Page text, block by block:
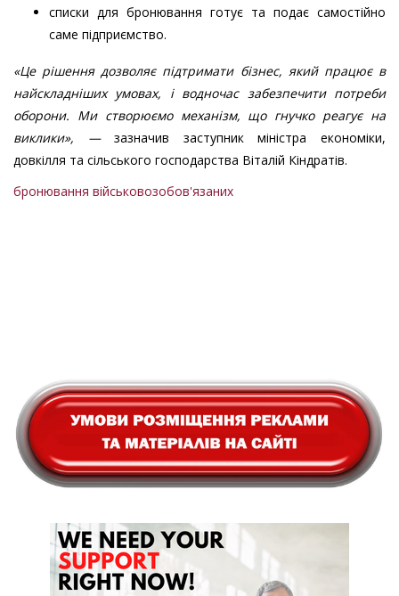
списки для бронювання готує та подає самостійно
саме підприємство.
«Це рішення дозволяє підтримати бізнес, який працює в
найскладніших умовах, і водночас забезпечити потреби
оборони. Ми створюємо механізм, що гнучко реагує на
виклики», —зазначив заступник міністра економіки,
довкілля та сільського господарства Віталій Кіндратів.
бронювання військовозобов'язаних